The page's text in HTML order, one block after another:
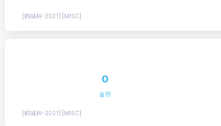
[鹤城杯-2021] [MISC]
0
金币
[鹤城杯-2021] [MISC]